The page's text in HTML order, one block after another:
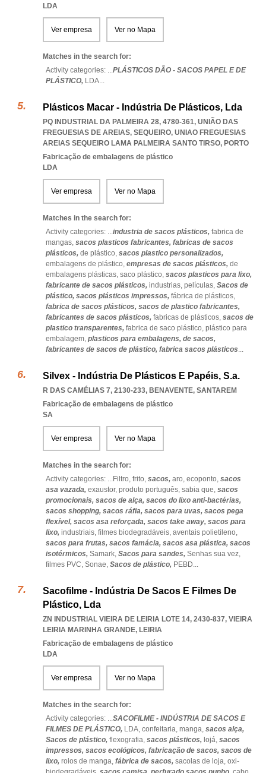
LDA
Ver empresa Ver no Mapa
Matches in the search for:
Activity categories: ...PLÁSTICOS DÃO - SACOS PAPEL E DE
PLÁSTICO, LDA...
Plásticos Macar - Indústria De Plásticos, Lda
PQ INDUSTRIAL DA PALMEIRA 28, 4780-361, UNIÃO DAS
FREGUESIAS DE AREIAS, SEQUEIRO, UNIAO FREGUESIAS
AREIAS SEQUEIRO LAMA PALMEIRA SANTO TIRSO, PORTO
Fabricação de embalagens de plástico
LDA
Ver empresa Ver no Mapa
Matches in the search for:
Activity categories: ...industria de sacos plásticos, fabrica de
mangas, sacos plasticos fabricantes, fabricas de sacos
plásticos, de plástico, sacos plastico personalizados,
embalagens de plástico, empresas de sacos plásticos, de
embalagens plásticas, saco plástico, sacos plasticos para lixo,
fabricante de sacos plásticos, industrias, películas, Sacos de
plástico, sacos plásticos impressos, fábrica de plásticos,
fabrica de sacos plásticos, sacos de plastico fabricantes,
fabricantes de sacos plásticos, fabricas de plásticos, sacos de
plastico transparentes, fabrica de saco plástico, plástico para
embalagem, plasticos para embalagens, de sacos,
fabricantes de sacos de plástico, fabrica sacos plásticos...
Silvex - Indústria De Plásticos E Papéis, S.a.
R DAS CAMÉLIAS 7, 2130-233, BENAVENTE, SANTAREM
Fabricação de embalagens de plástico
SA
Ver empresa Ver no Mapa
Matches in the search for:
Activity categories: ...Filtro, frito, sacos, aro, ecoponto, sacos
asa vazada, exaustor, produto português, sabia que, sacos
promocionais, sacos de alça, sacos do lixo anti-bactérias,
sacos shopping, sacos ráfia, sacos para uvas, sacos pega
flexível, sacos asa reforçada, sacos take away, sacos para
lixo, industriais, filmes biodegradáveis, aventais polietileno,
sacos para frutas, sacos famácia, sacos asa plástica, sacos
isotérmicos, Samark, Sacos para sandes, Senhas sua vez,
filmes PVC, Sonae, Sacos de plástico, PEBD...
Sacofilme - Indústria De Sacos E Filmes De
Plástico, Lda
ZN INDUSTRIAL VIEIRA DE LEIRIA LOTE 14, 2430-837, VIEIRA
LEIRIA MARINHA GRANDE, LEIRIA
Fabricação de embalagens de plástico
LDA
Ver empresa Ver no Mapa
Matches in the search for:
Activity categories: ...SACOFILME - INDÚSTRIA DE SACOS E
FILMES DE PLÁSTICO, LDA, confeitaria, manga, sacos alça,
Sacos de plástico, flexografia, sacos plásticos, lojá, sacos
impressos, sacos ecológicos, fabricação de sacos, sacos de
lixo, rolos de manga, fábrica de sacos, sacolas de loja, oxi-